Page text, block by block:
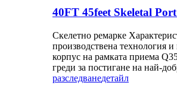
40FT 45feet Skeletal
Скелетно ремарке
производствена технология
корпус на рамката приема
греди за постигане на най-
разследванедетайл